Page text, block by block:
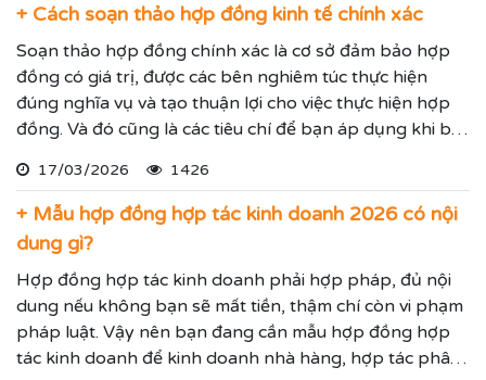
+ Cách soạn thảo hợp đồng kinh tế chính xác
Soạn thảo hợp đồng chính xác là cơ sở đảm bảo hợp
đồng có giá trị, được các bên nghiêm túc thực hiện
đúng nghĩa vụ và tạo thuận lợi cho việc thực hiện hợp
đồng. Và đó cũng là các tiêu chí để bạn áp dụng khi bắt
nghiệp bạn.
17/03/2026 1426
+ Mẫu hợp đồng hợp tác kinh doanh 2026 có nội
dung gì?
Hợp đồng hợp tác kinh doanh phải hợp pháp, đủ nội
dung nếu không bạn sẽ mất tiền, thậm chí còn vi phạm
pháp luật. Vậy nên bạn đang cần mẫu hợp đồng hợp
tác kinh doanh để kinh doanh nhà hàng, hợp tác phân